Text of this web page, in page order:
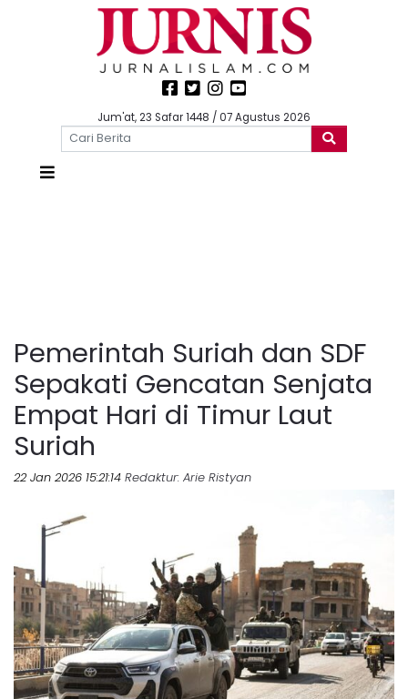
Jum'at, 23 Safar 1448 / 07 Agustus 2026
Pemerintah Suriah dan SDF
Sepakati Gencatan Senjata
Empat Hari di Timur Laut
Suriah
22 Jan 2026 15:21:14 Redaktur: Arie Ristyan